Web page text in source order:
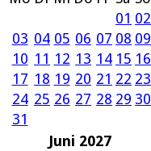
01 02
03 04 05 06 07 08 09
10 11 12 13 14 15 16
17 18 19 20 21 22 23
24 25 26 27 28 29 30
31
Juni 2027